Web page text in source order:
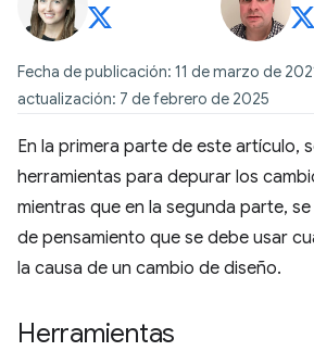
Fecha de publicación: 11 de marzo de
actualización: 7 de febrero de 2025
En la primera parte de este artículo,
herramientas para depurar los
mientras que en la segunda parte,
de pensamiento que se debe usar
la causa de un cambio de diseño.
Herramientas